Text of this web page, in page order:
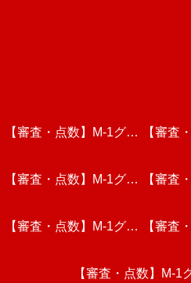
【審査・点数】M-1グラ
ンプリ2024・敗者復活
戦を視聴しての個人的な
感想 #M1グランプリ
【審査
ンプリ
画を視
【審査・点数】M-1グラ
ンプリ2023・一回戦(後
半)動画を視聴しての個
【審査
ンプリ
半)動画
【審査・点数】M-1グラ
ンプリ2022・準々決勝
【審査
ランプ
【審査・点数】M-1